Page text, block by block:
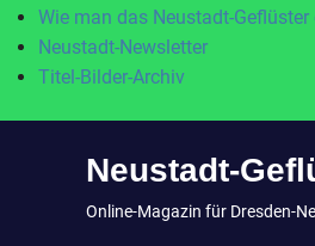
Wie man das Neustadt-Geflüster
Neustadt-Newsletter
Titel-Bilder-Archiv
Neustadt-
Online-Magazin für Dresden-